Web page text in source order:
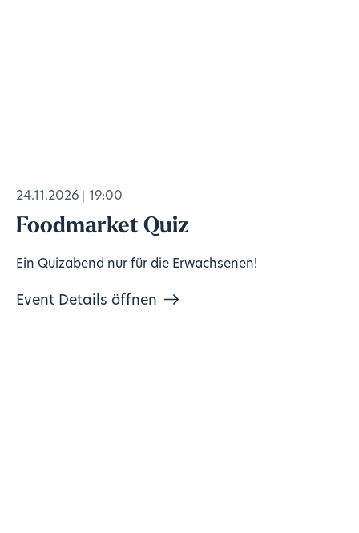
24.11.2026 19:00
Foodmarket Quiz
Ein Quizabend nur für die Erwachsenen!
Event Details öffnen